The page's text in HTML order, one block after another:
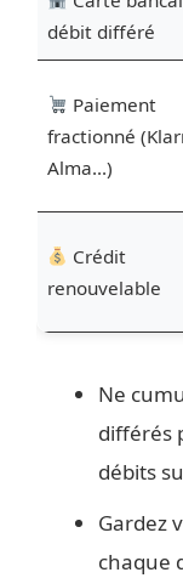
débit différé
Paiement
fractionné
Alma…)
Crédit
renouvelable
Ne
différés
débits
Gardez
chaque